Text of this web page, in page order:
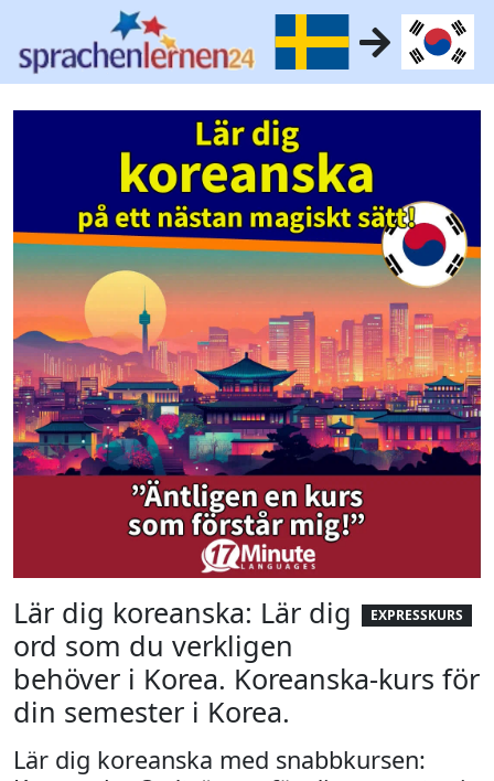
EXPRESSKURS
Lär dig koreanska: Lär dig
ord som du verkligen
behöver i Korea. Koreanska-kurs för
din semester i Korea.
Lär dig koreanska med snabbkursen: